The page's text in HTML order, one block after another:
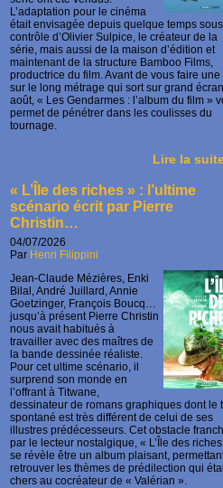
L’adaptation pour le cinéma
était envisagée depuis quelque temps
contrôle d’Olivier Sulpice, le créateur de la
série, mais aussi de la maison d’édition et
maintenant de la structure Bamboo Films,
productrice du film. Avant de vous faire une
sur le long métrage qui sort sur grand
août, « Les Gendarmes : l’album du film »
permet de pénétrer dans les coulisses du
tournage.
Lire la
« L’Île des riches » : l’ultime
scénario écrit par Pierre
Christin…
04/07/2026
Par Henri Filippini
Jean-Claude Mézières, Enki
Bilal, André Juillard, Annie
Goetzinger, François Boucq…
jusqu’à présent Pierre Christin
nous avait habitués à
travailler avec des maîtres de
la bande dessinée réaliste.
Pour cet ultime scénario, il
surprend son monde en
l’offrant à Titwane,
dessinateur de romans graphiques dont le
spontané est très différent de celui de ses
illustres prédécesseurs. Cet obstacle
par le lecteur nostalgique, « L’Île des
se révèle être un album plaisant,
retrouver les thèmes de prédilection qui
chers au cocréateur de « Valérian ».